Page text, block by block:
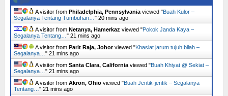
A visitor from Philadelphia, Pennsylvania viewed "Buah Kulor –
Segalanya Tentang Tumbuhan… " 20 mins ago
A visitor from Netanya, Hamerkaz viewed "Pokok Janda Kaya –
Segalanya Tentang… " 21 mins ago
A visitor from Parit Raja, Johorviewed "Khasiat jarum tujuh bilah –
Segalanya… " 21 mins ago
A visitor from Santa Clara, California viewed "Buah Khiyat @ Sekiat –
Segalanya… " 21 mins ago
A visitor from Akron, Ohio viewed "Buah Jentik-jentik – Segalanya
Tentang… " 21 mins ago